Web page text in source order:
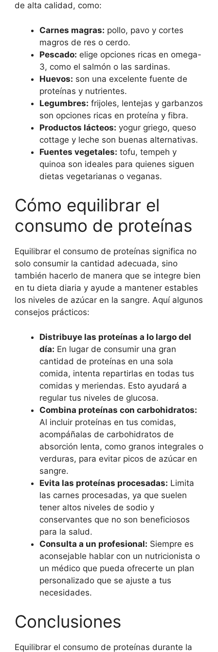
de alta calidad, como:
Carnes magras: pollo, pavo y cortes
magros de res o cerdo.
Pescado: elige opciones ricas en omega-
3, como el salmón o las sardinas.
Huevos: son una excelente fuente de
proteínas y nutrientes.
Legumbres: frijoles, lentejas y garbanzos
son opciones ricas en proteína y fibra.
Productos lácteos: yogur griego, queso
cottage y leche son buenas alternativas.
Fuentes vegetales: tofu, tempeh y
quinoa son ideales para quienes siguen
dietas vegetarianas o veganas.
Cómo equilibrar el
consumo de proteínas
Equilibrar el consumo de proteínas significa no
solo consumir la cantidad adecuada, sino
también hacerlo de manera que se integre bien
en tu dieta diaria y ayude a mantener estables
los niveles de azúcar en la sangre. Aquí algunos
consejos prácticos:
Distribuye las proteínas a lo largo del
día: En lugar de consumir una gran
cantidad de proteínas en una sola
comida, intenta repartirlas en todas tus
comidas y meriendas. Esto ayudará a
regular tus niveles de glucosa.
Combina proteínas con carbohidratos:
Al incluir proteínas en tus comidas,
acompáñalas de carbohidratos de
absorción lenta, como granos integrales o
verduras, para evitar picos de azúcar en
sangre.
Evita las proteínas procesadas: Limita
las carnes procesadas, ya que suelen
tener altos niveles de sodio y
conservantes que no son beneficiosos
para la salud.
Consulta a un profesional: Siempre es
aconsejable hablar con un nutricionista o
un médico que pueda ofrecerte un plan
personalizado que se ajuste a tus
necesidades.
Conclusiones
Equilibrar el consumo de proteínas durante la